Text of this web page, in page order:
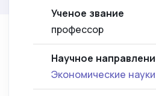
Ученое звание
профессор
Научное
Экономические науки